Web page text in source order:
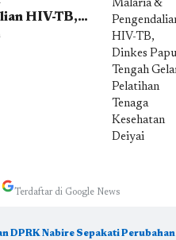
HIV-TB,
Tengah
Terdaftar di Google News
DPRK Nabire Sepakati Perubahan